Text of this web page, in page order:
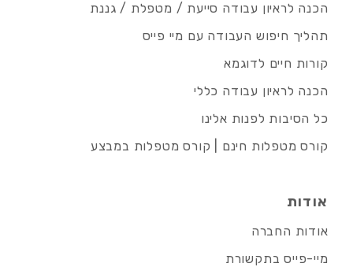
הכנה לראיון עבודה סייעת / מטפלת / גננת
תהליך חיפוש העבודה עם מיי פייס
קורות חיים לדוגמא
הכנה לראיון עבודה כללי
כל הסיבות לפנות אלינו
קורס מטפלות חינם | קורס מטפלות במבצע
אודות
אודות החברה
מיי-פייס בתקשורת